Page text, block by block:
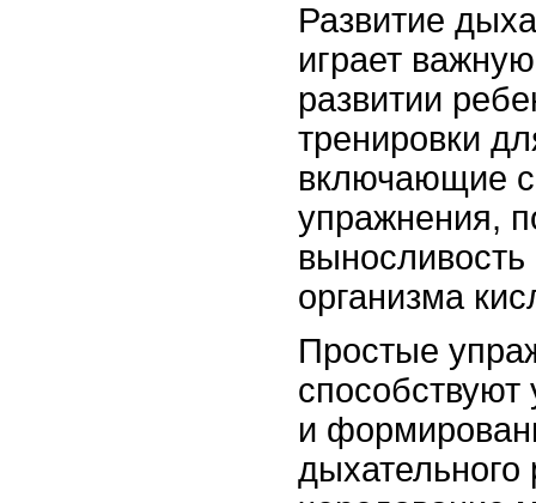
Развитие
играет
развитии
тренировки
включающие
упражнения,
организма
Простые
способствуют
и